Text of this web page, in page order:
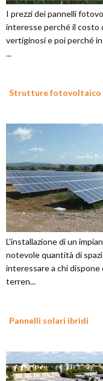
I prezzi dei pannelli
interesse perché il costo
vertiginosi e poi perché
...
Strutture fotovoltaico
L'installazione di un
notevole quantità di
interessare a chi dispone
terren...
Pannelli solari ibridi